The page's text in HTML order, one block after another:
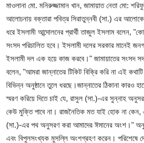
বরিশাল বিভাগ
রাজশাহী বিভাগ
খুলনা বিভাগ
সিলেট বিভাগ
রংপুর বিভাগ
মাওলানা মো. মনিরুজ্জামান খান, জামায়াত নেতা মো:
আলোচনায় বক্তারা পবিত্র সিরাতুন্নবী (সা.) এর
ধরে ইসলামী আন্দোলনের প্রার্থী তাজুল ইসলাম বলেন,
সংসদ পরিচালিত হবে। ইসলামী দলের সরকার মানেই
ইসলামী দল এক হয়ে কাজ করবে।" জামায়াতের সংসদ
বলেন, "আমরা জান্নাতের টিকিট বিক্রি করি না এই কথাটি
বিভিন্ন অনুষ্ঠানে তুলে ধরছে।জান্নাতের ঠিকানা কারও
স্মরণ করিয়ে দিতে চাই যে, রাসুল (সা.)-এর সুন্নাহ
কেউ মুক্তি পাবে না। রাজনৈতিক মত যাই হোক না
(সা.)-এর পথ অনুসরণ করা আমাদের ঈমানের অংশ।"
এবং বিপুলসংখ্যক মুসল্লি অংশগ্রহণ করেন। পরিশেষে